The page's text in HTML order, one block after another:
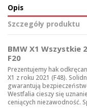
Opis
Szczegóły produktu
BMW X1 Wszystkie
F20
Prezentujemy hak
X1 z roku 2021 (F48).
gwarantują
Westfalia cieszy się
ceniących niezawodność.